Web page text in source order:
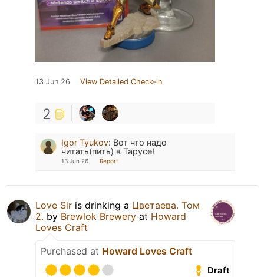
13 Jun 26 View Detailed Check-in
2
Igor Tyukov: Вот что надо
читать(пить) в Тарусе!
13 Jun 26 Report
Love Sir is drinking a Цветаева. Том
2. by Brewlok Brewery at Howard
Loves Craft
Purchased at Howard Loves Craft
Draft